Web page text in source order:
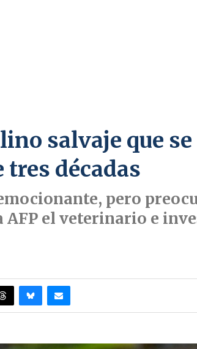
salvaje que
décadas
pero
AFP el veterinario e